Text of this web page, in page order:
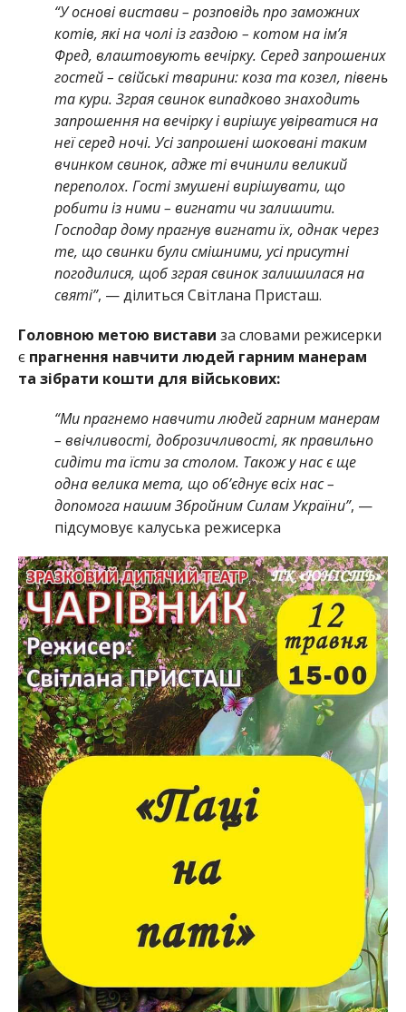
“У основі вистави – розповідь про заможних
котів, які на чолі із газдою – котом на ім’я
Фред, влаштовують вечірку. Серед запрошених
гостей – свійські тварини: коза та козел, півень
та кури. Зграя свинок випадково знаходить
запрошення на вечірку і вирішує увірватися на
неї серед ночі. Усі запрошені шоковані таким
вчинком свинок, адже ті вчинили великий
переполох. Гості змушені вирішувати, що
робити із ними – вигнати чи залишити.
Господар дому прагнув вигнати їх, однак через
те, що свинки були смішними, усі присутні
погодилися, щоб зграя свинок залишилася на
святі”, — ділиться Світлана Присташ.
Головною метою вистави за словами режисерки
є прагнення навчити людей гарним манерам
та зібрати кошти для військових:
“Ми прагнемо навчити людей гарним манерам
– ввічливості, доброзичливості, як правильно
сидіти та їсти за столом. Також у нас є ще
одна велика мета, що об’єднує всіх нас –
допомога нашим Збройним Силам України”, —
підсумовує калуська режисерка